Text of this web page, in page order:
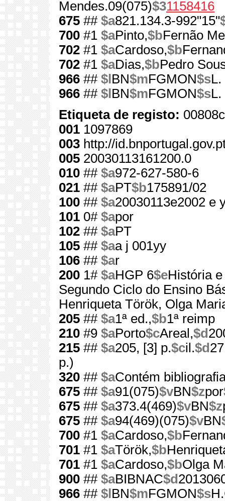
Mendes.09(075)$31158416
675 ## $a821.134.3-992"15"
700 #1 $aPinto,$bFernão
702 #1 $aCardoso,$b
702 #1 $aDias,$bPedro
966 ## $l BN$mFGMON$s
966 ## $l BN$mFGMON$s
Etiqueta de registo:
001 1097869
003 http://
005 20030113161200.0
010 ## $a972-627-580-6
021 ## $aPT$b175891/02
100 ## $a20030113e2002 e
101 0# $apor
102 ## $aPT
105 ## $aa j 001yy
106 ## $ar
200 1# $aHGP 6$eHistória
Segundo Ciclo do Ensino
Henriqueta Török, Olga
205 ## $a1ª ed.,$b1ª reimp
210 #9 $aPorto$cAreal,$d
215 ## $a205, [3] p.$cil.$d
p.)
320 ## $aContém
675 ## $a91(075)$vBN$zpor
675 ## $a373.4(469)$vBN$z
675 ## $a94(469)(075)$vBN
700 #1 $aCardoso,$b
701 #1 $aTörök,$b
701 #1 $aCardoso,$bOlga
900 ## $aBIBNAC$d
966 ## $l BN$mFGMON$s